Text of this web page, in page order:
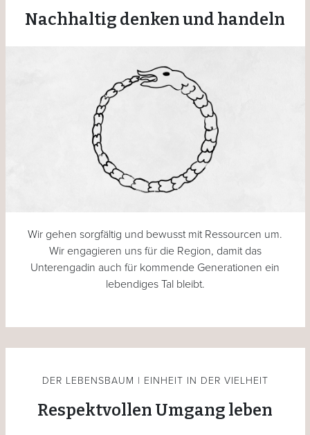
Nachhaltig denken und handeln
Wir gehen sorgfältig und bewusst mit Ressourcen um.
Wir engagieren uns für die Region, damit das
Unterengadin auch für kommende Generationen ein
lebendiges Tal bleibt.
DER LEBENSBAUM | EINHEIT IN DER VIELHEIT
Respektvollen Umgang leben